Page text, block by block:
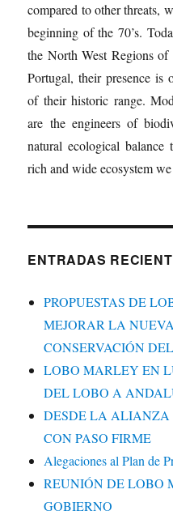
compared to other threats,
beginning of the 70’s.
the North West Regions of
Portugal, their presence
of their historic range.
are the engineers of
natural ecological
rich and wide ecosystem
ENTRADAS
PROPUESTAS DE
MEJORAR LA
CONSERVACIÓN
LOBO MARLEY EN
DEL LOBO A
DESDE LA ALIANZA
CON PASO FIRME
Alegaciones al Plan de
REUNIÓN DE LOBO
GOBIERNO